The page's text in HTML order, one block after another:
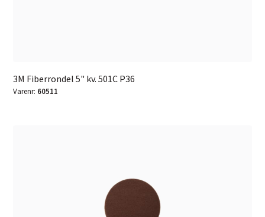
3M Fiberrondel 5" kv. 501C P36
Varenr: 60511